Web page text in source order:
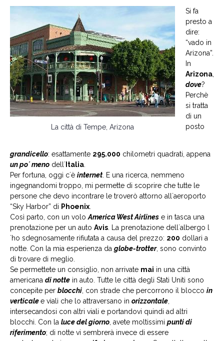
La città di Tempe, Arizona
Si fa
presto a
dire:
“vado in
Arizona”.
In
Arizona
dove?
Perchè
si tratta
di un
posto
grandicello: esattamente 295.000 chilometri quadrati, appena
un po´ meno dell´Italia
Per fortuna, oggi c´è internet. E una ricerca, nemmeno
ingegnandomi troppo, mi permette di scoprire che tutte le
persone che devo incontrare le troverò attorno all´aeroporto
“Sky Harbor” di Phoenix
Così parto, con un volo America West Airlines e in tasca una
prenotazione per un auto Avis . La prenotazione dell´albergo l
´ho sdegnosamente rifiutata a causa del prezzo: 200 dollari a
notte. Con la mia esperienza da globe-trotter, sono convinto
di trovare di meglio.
Se permettete un consiglio, non arrivate mai in una città
americana di notte in auto. Tutte le città degli Stati Uniti sono
concepite per blocchi , con strade che percorrono il blocco in
verticalee viali che lo attraversano in orizzontale
intersecandosi con altri viali e portandovi quindi ad altri
blocchi. Con la luce del giorno , avete moltissimi punti di
riferimento; di notte vi sembrerà invece di essere